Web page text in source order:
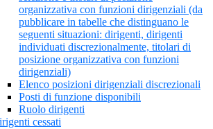
organizzativa con funzioni dirigenziali (da
pubblicare in tabelle che distinguano le
seguenti situazioni: dirigenti, dirigenti
individuati discrezionalmente, titolari di
posizione organizzativa con funzioni
dirigenziali)
Elenco posizioni dirigenziali discrezionali
Posti di funzione disponibili
Ruolo dirigenti
cessati